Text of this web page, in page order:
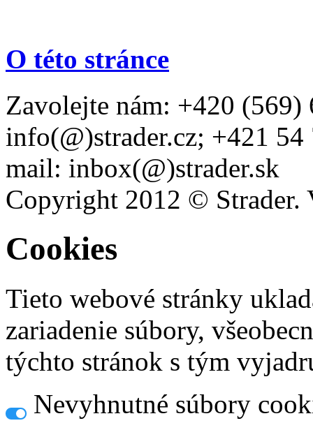
O této stránce
Zavolejte nám: +420 (569)
info(@)strader.cz; +421
mail: inbox(@)strader.sk
Copyright 2012 © Strader.
Cookies
Tieto webové stránky
zariadenie súbory,
týchto stránok s tým
Nevyhnutné súbory